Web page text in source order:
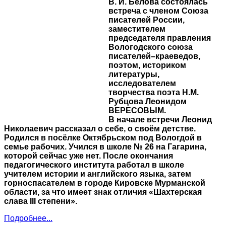
В. И. Белова состоялась
встреча с членом Союза
писателей России,
заместителем
председателя правления
Вологодского союза
писателей–краеведов,
поэтом, историком
литературы,
исследователем
творчества поэта Н.М.
Рубцова Леонидом
ВЕРЕСОВЫМ.
В начале встречи Леонид
Николаевич рассказал о себе, о своём детстве.
Родился в посёлке Октябрьском под Вологдой в
семье рабочих. Учился в школе № 26 на Гагарина,
которой сейчас уже нет. После окончания
педагогического института работал в школе
учителем истории и английского языка, затем
горноспасателем в городе Кировске Мурманской
области, за что имеет знак отличия «Шахтерская
слава III степени».
Подробнее...